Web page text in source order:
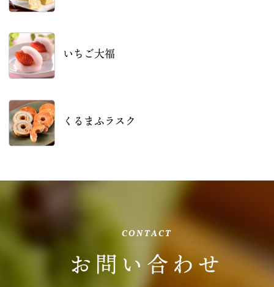
いちご大福
くるまふラスク
CONTACT
お問い合わせ